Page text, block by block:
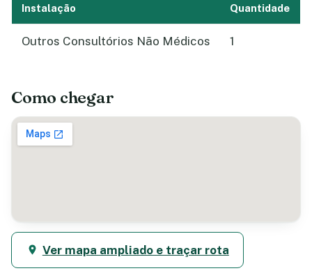
Instalação Quantidade
Outros Consultórios Não Médicos 1
Como chegar
Ver mapa ampliado e traçar rota